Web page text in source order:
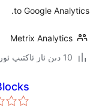
to Google Analytics.
Metrix Analytics
10 دىن ئاز ئاكتىپ ئورنىتىش